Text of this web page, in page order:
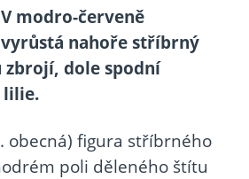
modro-červeně
nahoře stříbrný
zbrojí, dole spodní
lilie.
obecná) figura stříbrného
poli děleného štítu